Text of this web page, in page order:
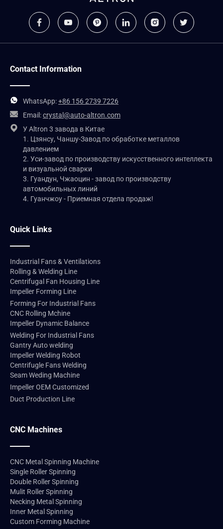
Contact Information
WhatsApp:+86 156 2739 7226
Email:crystal@auto-altron.com
У Altron 3 завода в Китае
1. Цзянсу, Чаншу-Завод по обработке металлов
давлением
2. Уси-завод по производству искусственного интеллекта
и визуальной сварки
3. Гуандун, Чжаоцин - завод по производству
автомобильных линий
4. Гуанчжоу - Приемная отдела продаж!
Quick Links
Industrial Fans & Ventilations
Rolling & Welding Line
Centrifugal Fan Housing Line
Impeller Forming Line
Forming For Industrial Fans
CNC Rolling Mchine
Impeller Dynamic Balance
Welding For Industrial Fans
Gantry Auto welding
Impeller Welding Robot
Centrifugle Fans Welding
Seam Weding Machine
Impeller OEM Customized
Duct Production Line
CNC Machines
CNC Metal Spinning Machine
Single Roller Spinning
Double Roller Spinning
Mulit Roller Spinning
Necking Metal Spinning
Inner Metal Spinning
Custom Forming Machine